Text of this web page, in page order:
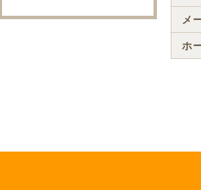
メ
ホ